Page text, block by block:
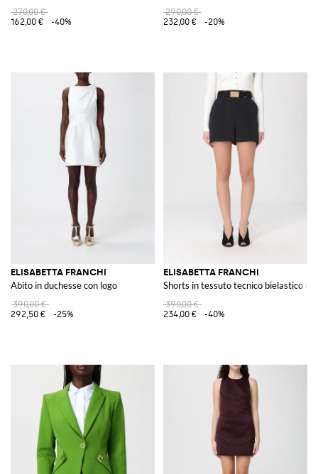
270,00 €
162,00 €
-40%
290,00 €
232,00 €
-20%
ELISABETTA FRANCHI
Abito in duchesse con logo
390,00 €
292,50 €
-25%
ELISABETTA FRANCHI
Shorts in tessuto tecnico bielastico
390,00 €
234,00 €
-40%